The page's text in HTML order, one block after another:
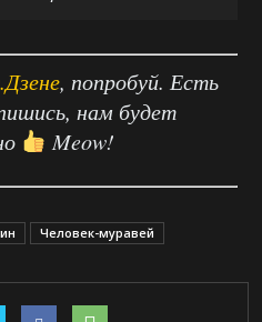
, попробуй. Есть
нам будет
Meow!
Человек-муравей